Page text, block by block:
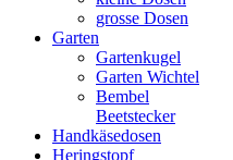
grosse Dosen
Garten
Gartenkugel
Garten Wichtel
Bembel
Beetstecker
Handkäsedosen
Heringstopf